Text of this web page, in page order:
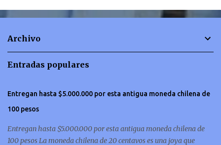
n
Archivo
Entradas populares
Entregan hasta $5.000.000 por esta antigua moneda chilena de
100 pesos
Entregan hasta $5.000.000 por esta antigua moneda chilena de
100 pesos La moneda chilena de 20 centavos es una joya que